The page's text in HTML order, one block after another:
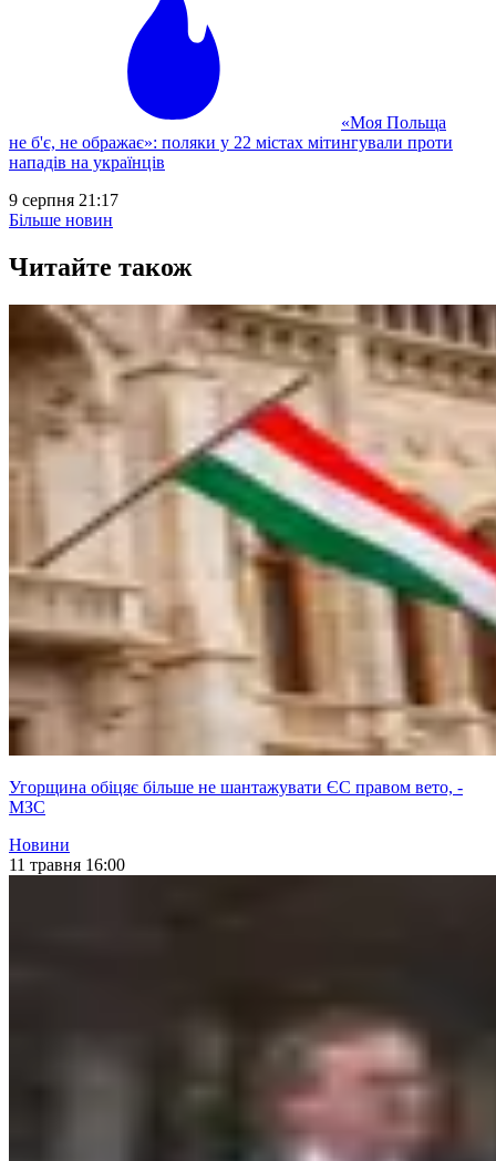
«Моя Польща
не б'є, не ображає»: поляки у 22 містах мітингували проти
нападів на українців
9 серпня 21:17
Більше новин
Читайте також
Угорщина обіцяє більше не шантажувати ЄС правом вето, -
МЗС
Новини
11 травня 16:00